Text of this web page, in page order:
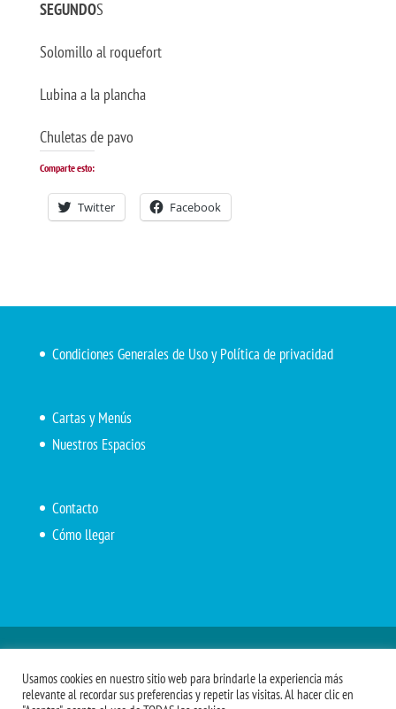
SEGUNDOS
Solomillo al roquefort
Lubina a la plancha
Chuletas de pavo
Comparte esto:
Twitter Facebook
Condiciones Generales de Uso y Política de privacidad
Cartas y Menús
Nuestros Espacios
Contacto
Cómo llegar
Menús Grupos 2023 Menú APV Encarga tu almuerzo
Usamos cookies en nuestro sitio web para brindarle la experiencia más
relevante al recordar sus preferencias y repetir las visitas. Al hacer clic en